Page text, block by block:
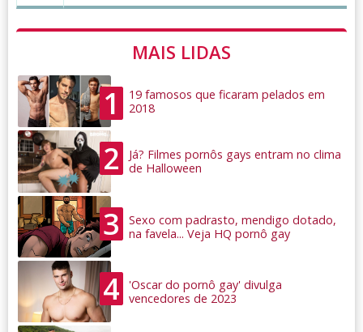
MAIS LIDAS
1
19 famosos que ficaram pelados em
2018
2
Já? Filmes pornôs gays entram no clima
de Halloween
3
Sexo com padrasto, mendigo dotado,
na favela... Veja HQ pornô gay
4
'Oscar do pornô gay' divulga
vencedores de 2023